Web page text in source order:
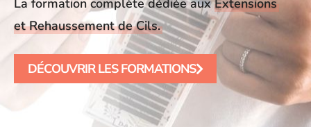
La formation complète dédiée auxExtensions
et Rehaussement de Cils.
DÉCOUVRIR LES FORMATIONS